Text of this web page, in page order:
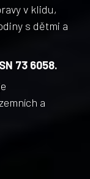
v klidu,
s dětmi a
73 6058.
a